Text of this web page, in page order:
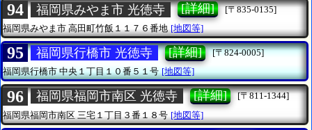
94 福岡県みやま市 光徳寺 [詳細]
[〒835-0135]
福岡県みやま市高田町竹飯１１７６番地 [地図等]
95 福岡県行橋市 光徳寺 [詳細]
[〒824-0005]
福岡県行橋市中央１丁目１０番５１号 [地図等]
96 福岡県福岡市南区 光徳寺 [詳細]
[〒811-1344]
福岡県福岡市南区 三宅１丁目３番１８号 [地図等]